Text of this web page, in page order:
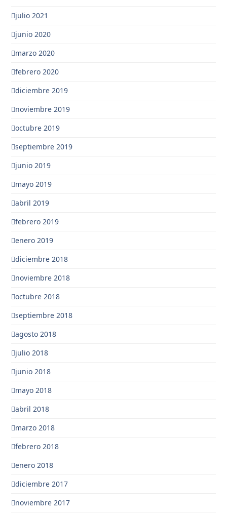
julio 2021
junio 2020
marzo 2020
febrero 2020
diciembre 2019
noviembre 2019
octubre 2019
septiembre 2019
junio 2019
mayo 2019
abril 2019
febrero 2019
enero 2019
diciembre 2018
noviembre 2018
octubre 2018
septiembre 2018
agosto 2018
julio 2018
junio 2018
mayo 2018
abril 2018
marzo 2018
febrero 2018
enero 2018
diciembre 2017
noviembre 2017